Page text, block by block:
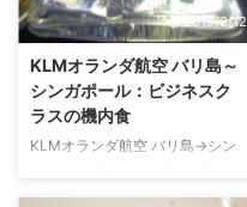
利用などビジネスクラスの乗客と
ントも貯まりやすいので、年会費
の元は取れてる！と思っていま
す。（笑） これまでのゴールド
メダリオン会員の特典での体験な
...
2019/3/12
KLMオランダ航空 バリ島～
シンガポール：ビジネスク
ラスの機内食
KLMオランダ航空 バリ島→シン
座席編 からの続きです。 今回の